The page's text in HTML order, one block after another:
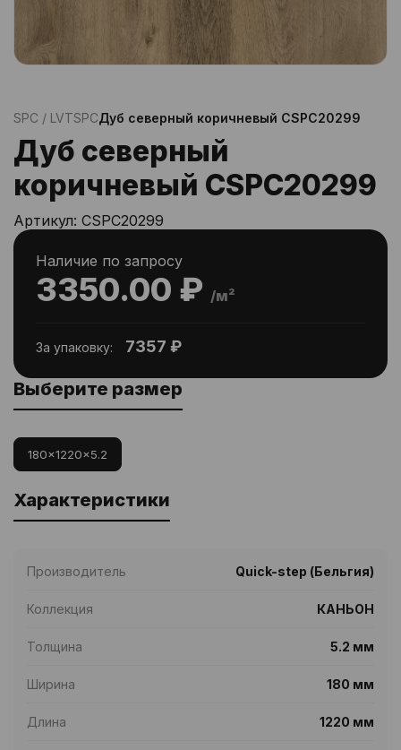
SPC / LVTSPCДуб северный коричневый CSPC20299
Дуб северный
коричневый CSPC20299
Артикул: CSPC20299
3350.00 ₽ /м²
Наличие по запросу
За упаковку: 7357 ₽
Выберите размер
180x1220x5.2
Характеристики
Производитель Quick-step (Бельгия)
Коллекция КАНЬОН
Толщина 5.2 мм
Ширина 180 мм
Длина 1220 мм